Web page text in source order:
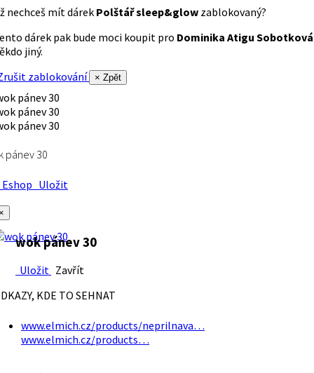
nechceš mít dárek Polštář sleep&glow zablokovaný?
dárek pak bude moci koupit pro Dominika Atigu Sobotková
jiný.
zablokování
× Zpět
pánev 30
Uložit
wok pánev 30
Uložit Zavřít
KDE TO SEHNAT
www.elmich.cz/products/neprilnava…
www.elmich.cz/products…